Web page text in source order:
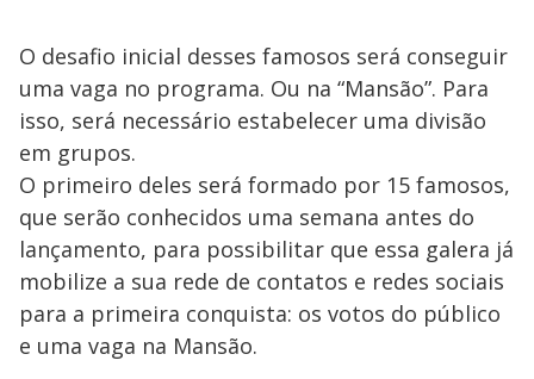
O desafio inicial desses famosos será conseguir
uma vaga no programa. Ou na “Mansão”. Para
isso, será necessário estabelecer uma divisão
em grupos.
O primeiro deles será formado por 15 famosos,
que serão conhecidos uma semana antes do
lançamento, para possibilitar que essa galera já
mobilize a sua rede de contatos e redes sociais
para a primeira conquista: os votos do público
e uma vaga na Mansão.